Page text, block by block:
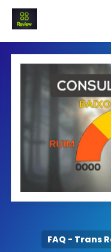
INICIO
Termo e
Política
SOBRE NÓS
FAQ - Trans